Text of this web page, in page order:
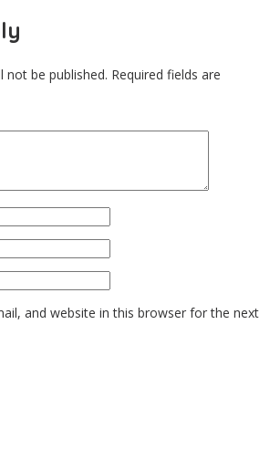
not be published. Required fields are
and website in this browser for the next